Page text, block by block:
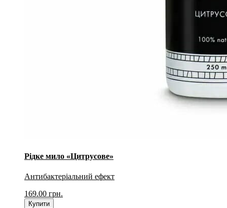
Рідке мило «Цитрусове»
Антибактеріальний ефект
169.00 грн.
Купити